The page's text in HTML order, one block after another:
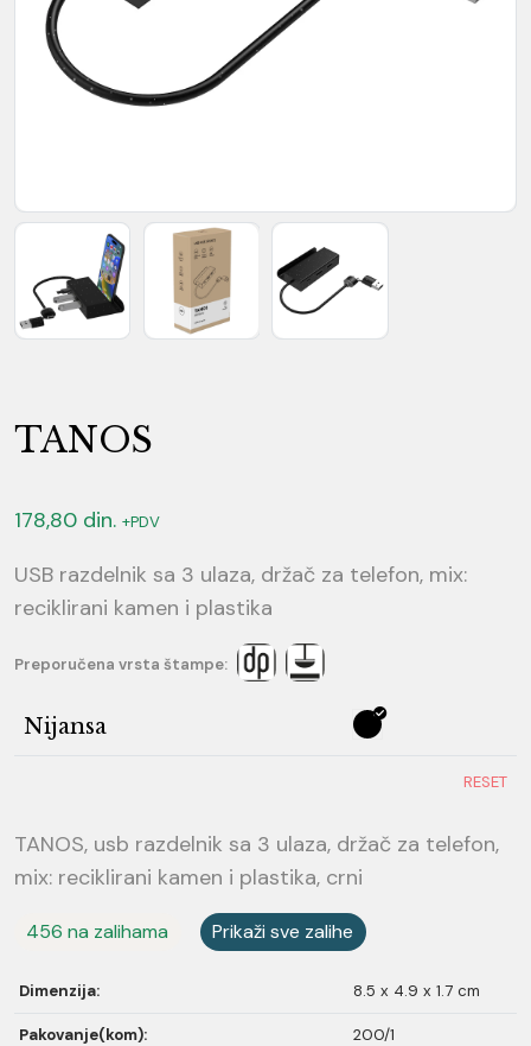
TANOS
178,80 din. +PDV
USB razdelnik sa 3 ulaza, držač za telefon, mix:
reciklirani kamen i plastika
Preporučena vrsta štampe:
Nijansa
RESET
TANOS, usb razdelnik sa 3 ulaza, držač za telefon,
mix: reciklirani kamen i plastika, crni
456 na zalihama Prikaži sve zalihe
Dimenzija: 8.5 x 4.9 x 1.7 cm
Pakovanje(kom): 200/1